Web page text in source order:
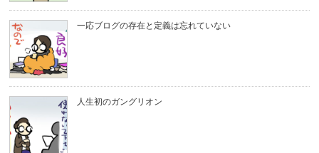
一応ブログの存在と定義は忘れていない
人生初のガングリオン